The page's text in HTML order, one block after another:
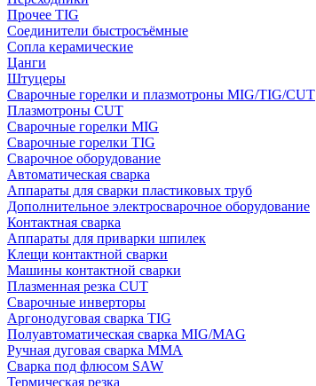
Прочее TIG
Соединители быстросъёмные
Сопла керамические
Цанги
Штуцеры
Сварочные горелки и плазмотроны MIG/TIG/CUT
Плазмотроны CUT
Сварочные горелки MIG
Сварочные горелки TIG
Сварочное оборудование
Автоматическая сварка
Аппараты для сварки пластиковых труб
Дополнительное электросварочное оборудование
Контактная сварка
Аппараты для приварки шпилек
Клещи контактной сварки
Машины контактной сварки
Плазменная резка CUT
Сварочные инверторы
Аргонодуговая сварка TIG
Полуавтоматическая сварка MIG/MAG
Ручная дуговая сварка MMA
Сварка под флюсом SAW
Термическая резка